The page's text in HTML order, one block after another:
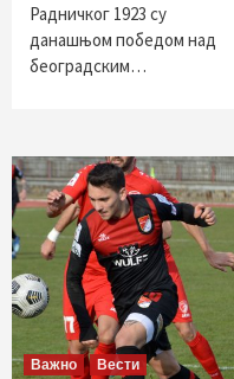
Радничког 1923 су
данашњом победом над
београдским…
Важно
Вести